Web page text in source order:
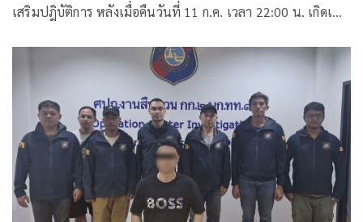
เสริมปฎิบัติการ หลังเมื่อคืนวันที่ 11 ก.ค. เวลา 22:00 น. เกิดเหตุ